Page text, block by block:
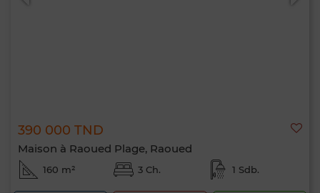
390 000 TND
Maison à Raoued Plage, Raoued
160 m² 3 Ch. 1 Sdb.